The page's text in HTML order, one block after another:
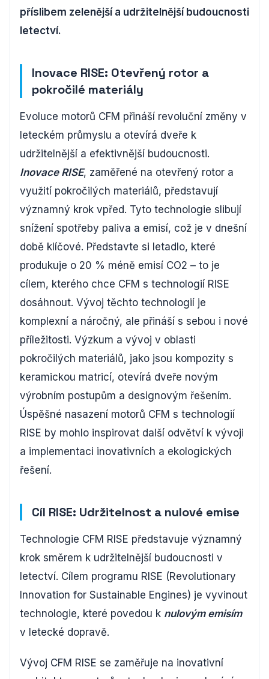
příslibem zelenější a udržitelnější budoucnosti
letectví.
Inovace RISE: Otevřený rotor a
pokročilé materiály
Evoluce motorů CFM přináší revoluční změny v
leteckém průmyslu a otevírá dveře k
udržitelnější a efektivnější budoucnosti.
Inovace RISE, zaměřené na otevřený rotor a
využití pokročilých materiálů, představují
významný krok vpřed. Tyto technologie slibují
snížení spotřeby paliva a emisí, což je v dnešní
době klíčové. Představte si letadlo, které
produkuje o 20 % méně emisí CO2 – to je
cílem, kterého chce CFM s technologií RISE
dosáhnout. Vývoj těchto technologií je
komplexní a náročný, ale přináší s sebou i nové
příležitosti. Výzkum a vývoj v oblasti
pokročilých materiálů, jako jsou kompozity s
keramickou matricí, otevírá dveře novým
výrobním postupům a designovým řešením.
Úspěšné nasazení motorů CFM s technologií
RISE by mohlo inspirovat další odvětví k vývoji
a implementaci inovativních a ekologických
řešení.
Cíl RISE: Udržitelnost a nulové emise
Technologie CFM RISE představuje významný
krok směrem k udržitelnější budoucnosti v
letectví. Cílem programu RISE (Revolutionary
Innovation for Sustainable Engines) je vyvinout
technologie, které povedou k nulovým emisím
v letecké dopravě.
Vývoj CFM RISE se zaměřuje na inovativní